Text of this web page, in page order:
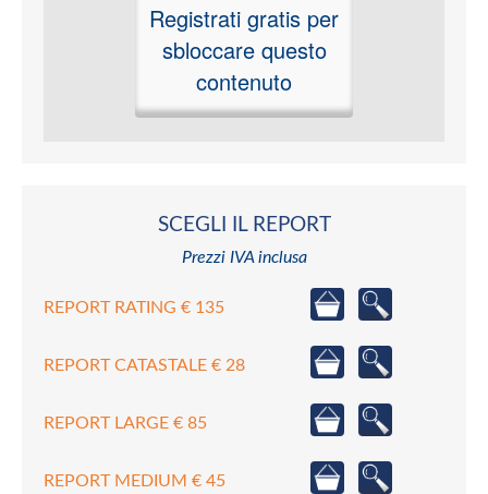
Registrati gratis per
sbloccare questo
contenuto
SCEGLI IL REPORT
Prezzi IVA inclusa
REPORT RATING € 135
REPORT CATASTALE € 28
REPORT LARGE € 85
REPORT MEDIUM € 45